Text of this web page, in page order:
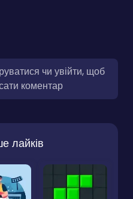
чи увійти, щоб
коментар
лайків